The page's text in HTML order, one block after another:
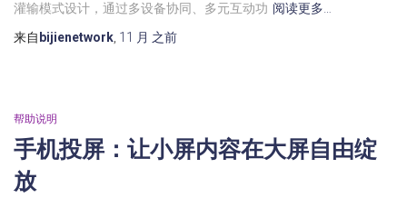
灌输模式设计，通过多设备协同、多元互动功 阅读更多…
来自 bijienetwork 11 月 之前
帮助说明
手机投屏：让小屏内容在大屏自由绽
放